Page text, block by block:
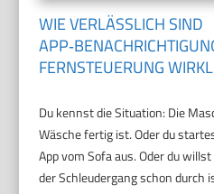
WIE VERLÄSSLICH SIND
FERNSTEUERUNG
Du kennst die Situation: Die
Wäsche fertig ist. Oder du
App vom Sofa aus. Oder du
der Schleudergang schon durch